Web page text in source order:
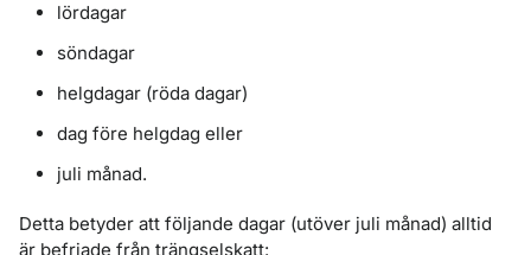
lördagar
söndagar
helgdagar (röda dagar)
dag före helgdag eller
juli månad.
Detta betyder att följande dagar (utöver juli månad) alltid
är befriade från trängselskatt: